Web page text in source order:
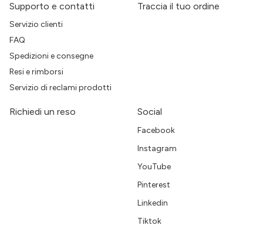
Supporto e contatti
Servizio clienti
FAQ
Spedizioni e consegne
Resi e rimborsi
Servizio di reclami prodotti
Traccia il tuo ordine
Richiedi un reso Social
Facebook
Instagram
YouTube
Pinterest
Linkedin
Tiktok